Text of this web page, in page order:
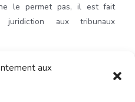
aux
le permet pas, il est fait
aux tribunaux
NOUS